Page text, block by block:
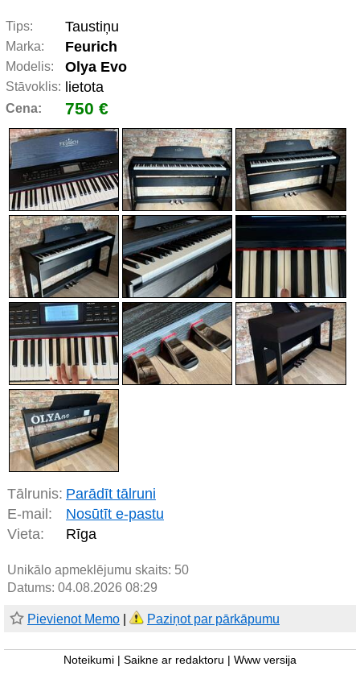
Tips: Taustiņu
Marka: Feurich
Modelis: Olya Evo
Stāvoklis: lietota
Cena: 750 €
Tālrunis: Parādīt tālruni
E-mail:
Nosūtīt e-pastu
Vieta:
Rīga
Unikālo apmeklējumu skaits: 50
Datums: 04.08.2026 08:29
Pievienot Memo Paziņot par pārkāpumu
Noteikumi Saikne ar redaktoru Www versija